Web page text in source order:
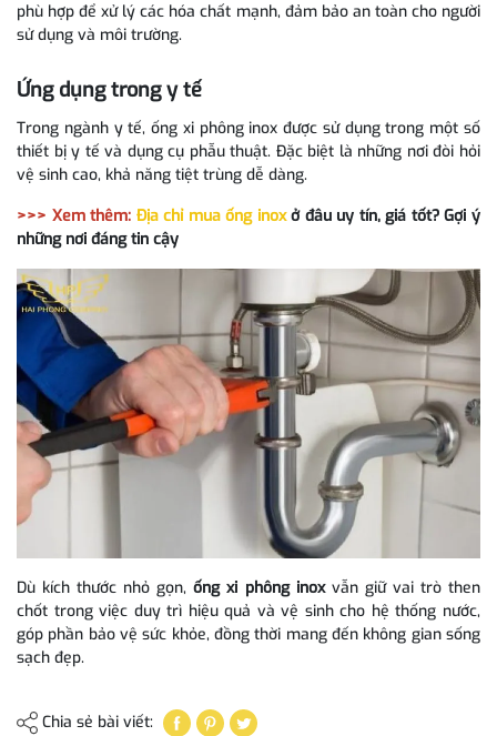
phù hợp để xử lý các hóa chất mạnh, đảm bảo an toàn cho người
sử dụng và môi trường.
Ứng dụng trong y tế
Trong ngành y tế, ống xi phông inox được sử dụng trong một số
thiết bị y tế và dụng cụ phẫu thuật. Đặc biệt là những nơi đòi hỏi
vệ sinh cao, khả năng tiệt trùng dễ dàng.
>>> Xem thêm: Địa chỉ mua ống inoxở đâu uy tín, giá tốt? Gợi ý
những nơi đáng tin cậy
Dù kích thước nhỏ gọn,ống xi phông inoxvẫn giữ vai trò then
chốt trong việc duy trì hiệu quả và vệ sinh cho hệ thống nước,
góp phần bảo vệ sức khỏe, đồng thời mang đến không gian sống
sạch đẹp.
Chia sẻ bài viết: